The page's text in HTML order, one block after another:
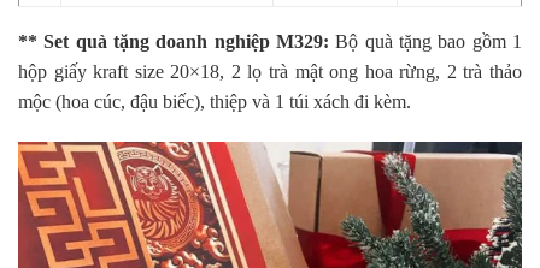
** Set quà tặng doanh nghiệp M329: Bộ quà tặng bao gồm 1
hộp giấy kraft size 20×18, 2 lọ trà mật ong hoa rừng, 2 trà thảo
mộc (hoa cúc, đậu biếc), thiệp và 1 túi xách đi kèm.